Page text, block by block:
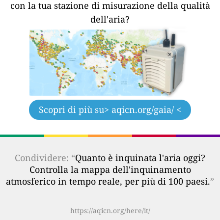
con la tua stazione di misurazione della qualità
dell'aria?
Scopri di più su> aqicn.org/gaia/ <
Condividere: “Quanto è inquinata l'aria oggi?
Controlla la mappa dell'inquinamento
atmosferico in tempo reale, per più di 100 paesi.”
https://aqicn.org/here/it/